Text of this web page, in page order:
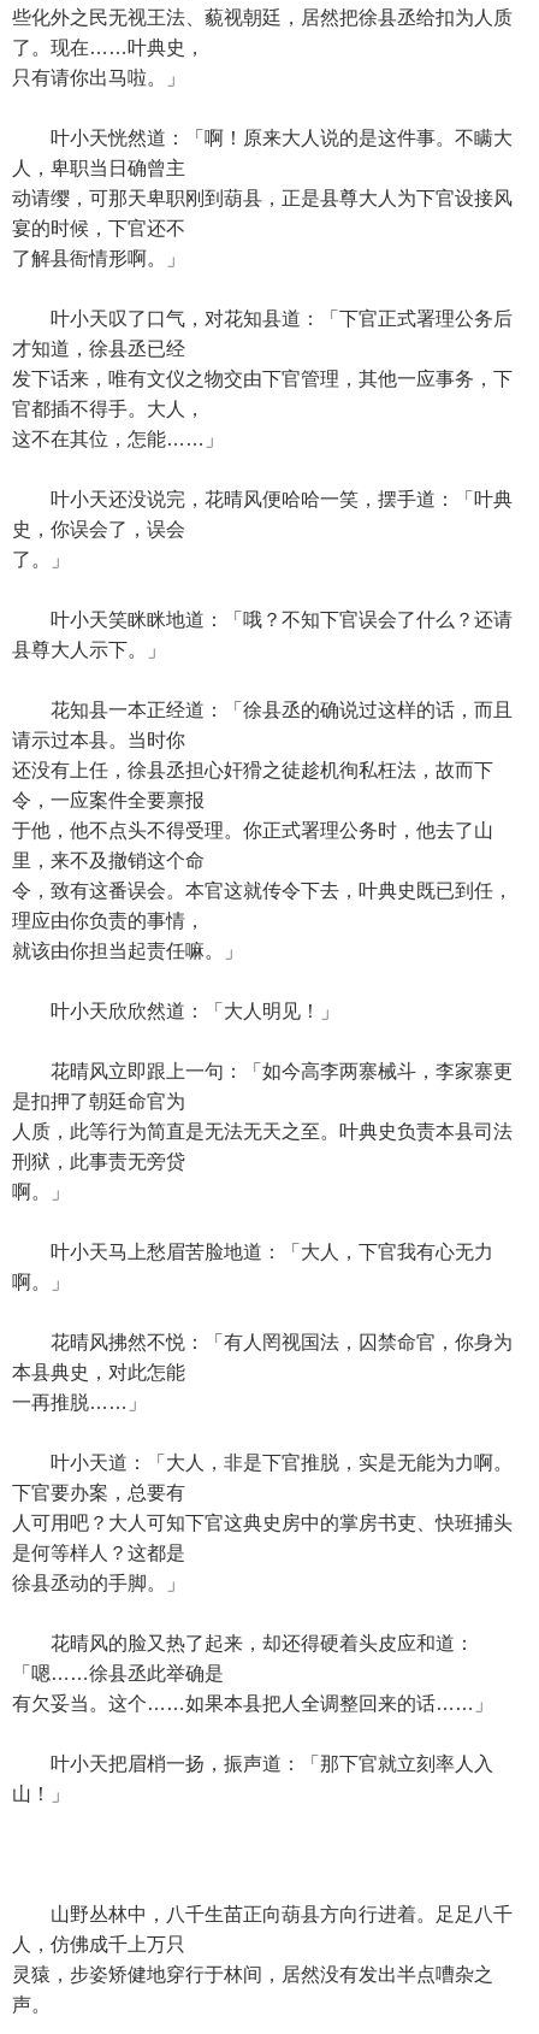
些化外之民无视王法、藐视朝廷，居然把徐县丞给扣为人质
了。现在……叶典史，
只有请你出马啦。」
叶小天恍然道：「啊！原来大人说的是这件事。不瞒大
人，卑职当日确曾主
动请缨，可那天卑职刚到葫县，正是县尊大人为下官设接风
宴的时候，下官还不
了解县衙情形啊。」
叶小天叹了口气，对花知县道：「下官正式署理公务后
才知道，徐县丞已经
发下话来，唯有文仪之物交由下官管理，其他一应事务，下
官都插不得手。大人，
这不在其位，怎能……」
叶小天还没说完，花晴风便哈哈一笑，摆手道：「叶典
史，你误会了，误会
了。」
叶小天笑眯眯地道：「哦？不知下官误会了什么？还请
县尊大人示下。」
花知县一本正经道：「徐县丞的确说过这样的话，而且
请示过本县。当时你
还没有上任，徐县丞担心奸猾之徒趁机徇私枉法，故而下
令，一应案件全要禀报
于他，他不点头不得受理。你正式署理公务时，他去了山
里，来不及撤销这个命
令，致有这番误会。本官这就传令下去，叶典史既已到任，
理应由你负责的事情，
就该由你担当起责任嘛。」
叶小天欣欣然道：「大人明见！」
花晴风立即跟上一句：「如今高李两寨械斗，李家寨更
是扣押了朝廷命官为
人质，此等行为简直是无法无天之至。叶典史负责本县司法
刑狱，此事责无旁贷
啊。」
叶小天马上愁眉苦脸地道：「大人，下官我有心无力
啊。」
花晴风拂然不悦：「有人罔视国法，囚禁命官，你身为
本县典史，对此怎能
一再推脱……」
叶小天道：「大人，非是下官推脱，实是无能为力啊。
下官要办案，总要有
人可用吧？大人可知下官这典史房中的掌房书吏、快班捕头
是何等样人？这都是
徐县丞动的手脚。」
花晴风的脸又热了起来，却还得硬着头皮应和道：
「嗯……徐县丞此举确是
有欠妥当。这个……如果本县把人全调整回来的话……」
叶小天把眉梢一扬，振声道：「那下官就立刻率人入
山！」
山野丛林中，八千生苗正向葫县方向行进着。足足八千
人，仿佛成千上万只
灵猿，步姿矫健地穿行于林间，居然没有发出半点嘈杂之
声。